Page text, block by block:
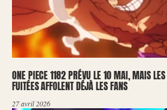
ONE PIECE 1182 PRÉVU LE 10 MAI, MAIS
FUITÉES AFFOLENT DÉJÀ LES FANS
27 avril 2026